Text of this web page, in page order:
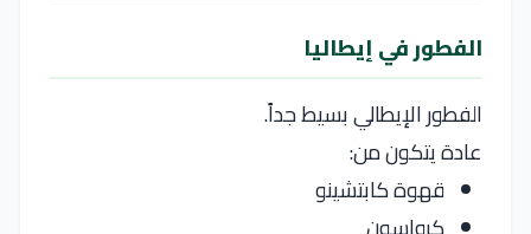
الفطور في إيطاليا
الفطور الإيطالي بسيط جداً.
عادة يتكون من:
قهوة كابتشينو